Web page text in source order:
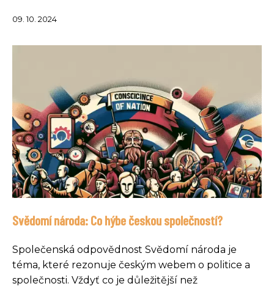
09. 10. 2024
Svědomí národa: Co hýbe českou společností?
Společenská odpovědnost Svědomí národa je
téma, které rezonuje českým webem o politice a
společnosti. Vždyť co je důležitější než